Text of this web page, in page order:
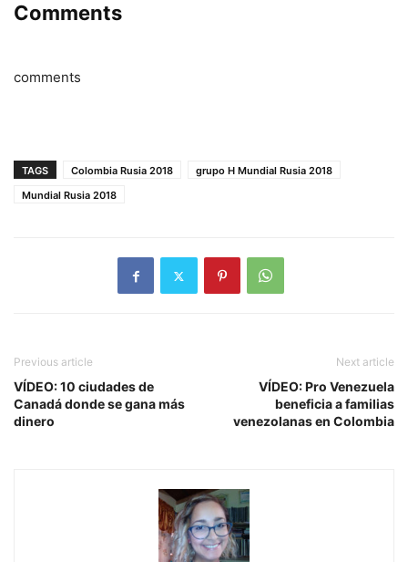
Comments
comments
TAGS Colombia Rusia 2018
grupo H Mundial Rusia 2018
Mundial Rusia 2018
Previous article
VÍDEO: 10 ciudades de
Canadá donde se gana más
dinero
Next article
VÍDEO: Pro Venezuela
beneficia a familias
venezolanas en Colombia